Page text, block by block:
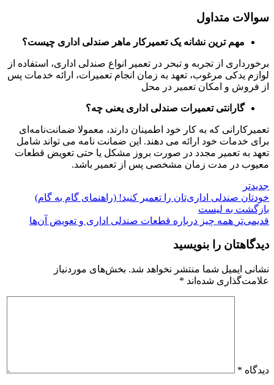
سوالات متداول
مهم ترین نشانه یک تعمیرکار ماهر صندلی اداری چیست؟
برخورداری از تجربه و تبحر در تعمیر انواع صندلی اداری، استفاده از
لوازم یدکی مرغوب، تعهد به زمان انجام تعمیرات، ارائه خدمات پس
از فروش و امکان تعمیر در محل
گارانتی تعمیرات صندلی اداری یعنی چه؟
تعمیرکارانی که به کار خود اطمینان دارند، معمولا ضمانت‌نامه‌ای
برای خدمات خود ارائه می‌ دهند. این ضمانت ‌نامه می ‌تواند شامل
تعهد به تعمیر مجدد در صورت بروز مشکل یا حتی تعویض قطعات
معیوب در مدت زمان مشخصی پس از تعمیر باشد.
جدیدتر
خودتان صندلی اداری‌تان را تعمیر کنید! (راهنمای گام به گام)
بازگشت به لیست
قدیمی‌تر همه چیز درباره قطعات صندلی اداری و تعویض آن‌ها
دیدگاهتان را بنویسید
نشانی ایمیل شما منتشر نخواهد شد. بخش‌های موردنیاز
علامت‌گذاری شده‌اند *
دیدگاه *